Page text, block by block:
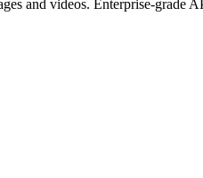
and videos. Enterprise-grade